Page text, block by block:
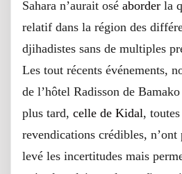
Sahara n’aurait osé aborder la
relatif dans la région des
djihadistes sans de multiples
Les tout récents événements,
de l’hôtel Radisson de
plus tard, celle de Kidal,
revendications crédibles, n’ont
levé les incertitudes mais